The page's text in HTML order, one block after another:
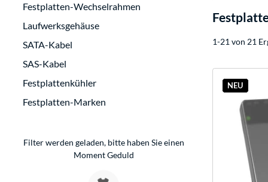
Festplatten-Wechselrahmen
Laufwerksgehäuse
SATA-Kabel
SAS-Kabel
Festplattenkühler
Festplatten-Marken
Filter werden geladen, bitte haben Sie einen
Moment Geduld
1-21 von 21
NEU